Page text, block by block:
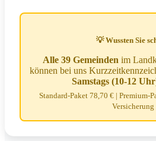
💡 Wussten Sie
Alle 39 Gemeinden im
können bei uns
Samstags (10-12
Standard-Paket 78,70 € | Premium-
Versicherung